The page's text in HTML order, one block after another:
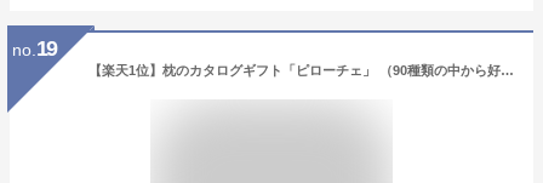
no. 19
【楽天1位】枕のカタログギフト「ピローチェ」 （90種類の中から好きな枕を1つ選べる、枕に特化したカタログギフト） 結婚祝い 内祝い 引き出物 お祝い 退職祝い お返し お中元 8千円 抱き枕 誕生日 プレゼント ギフト 贈り物 寝具 母の日 父の日 母の日ギフト2026